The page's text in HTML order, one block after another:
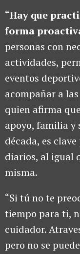
“Hay que
forma
personas con
actividades,
eventos
acompañar a
quien afirma
apoyo, familia y
década, es
diarios, al igual
misma.
“Si tú no te
tiempo para ti,
cuidador.
pero no se